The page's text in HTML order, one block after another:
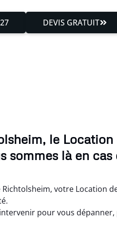
DEVIS GRATUIT
le Location
sommes là en cas
votre Location
pour vous